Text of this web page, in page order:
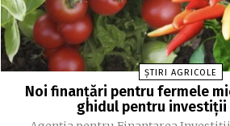
ȘTIRI AGRICOLE
Noi finanțări pentru fermele
ghidul pentru